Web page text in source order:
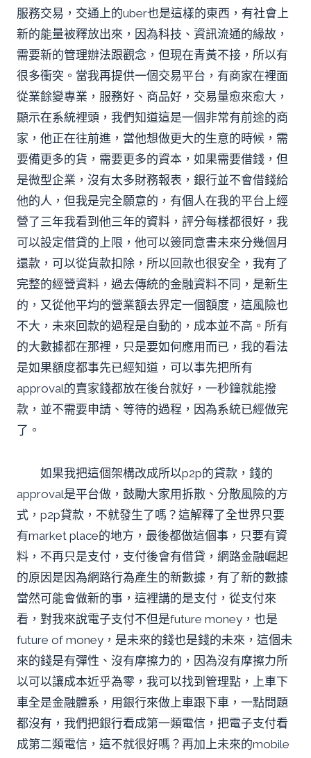
服務交易，交通上的uber也是這樣的東西，有社會上
新的能量被釋放出來，因為科技、資訊流通的緣故，
需要新的管理辦法跟觀念，但現在青黃不接，所以有
很多衝突。當我再提供一個交易平台，有商家在裡面
從業餘變專業，服務好、商品好，交易量愈來愈大，
顯示在系統裡頭，我們知道這是一個非常有前途的商
家，他正在往前進，當他想做更大的生意的時候，需
要備更多的貨，需要更多的資本，如果需要借錢，但
是微型企業，沒有太多財務報表，銀行並不會借錢給
他的人，但我是完全願意的，有個人在我的平台上經
營了三年我看到他三年的資料，評分每樣都很好，我
可以設定借貸的上限，他可以簽同意書未來分幾個月
還款，可以從貨款扣除，所以回款也很安全，我有了
完整的經營資料，過去傳統的金融資料不同，是新生
的，又從他平均的營業額去界定一個額度，這風險也
不大，未來回款的過程是自動的，成本並不高。所有
的大數據都在那裡，只是要如何應用而已，我的看法
是如果額度都事先已經知道，可以事先把所有
approval的賣家錢都放在後台就好，一秒鐘就能撥
款，並不需要申請、等待的過程，因為系統已經做完
了。
如果我把這個架構改成所以p2p的貸款，錢的
approval是平台做，鼓勵大家用拆散、分散風險的方
式，p2p貸款，不就發生了嗎？這解釋了全世界只要
有market place的地方，最後都做這個事，只要有資
料，不再只是支付，支付後會有借貸，網路金融崛起
的原因是因為網路行為產生的新數據，有了新的數據
當然可能會做新的事，這裡講的是支付，從支付來
看，對我來說電子支付不但是future money，也是
future of money，是未來的錢也是錢的未來，這個未
來的錢是有彈性、沒有摩擦力的，因為沒有摩擦力所
以可以讓成本近乎為零，我可以找到管理點，上車下
車全是金融體系，用銀行來做上車跟下車，一點問題
都沒有，我們把銀行看成第一類電信，把電子支付看
成第二類電信，這不就很好嗎？再加上未來的mobile